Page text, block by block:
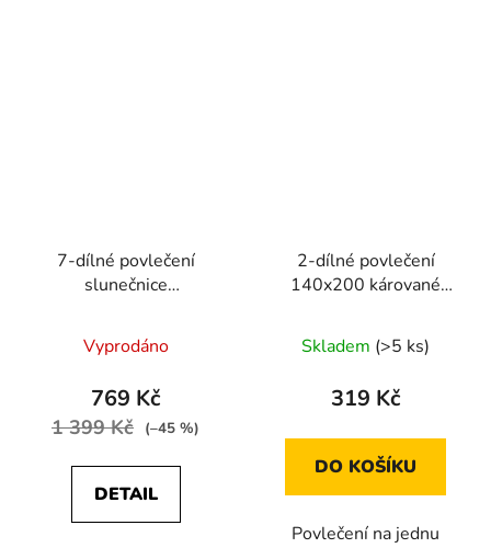
7-dílné povlečení
slunečnice
černá žlutá 140x200 na
dvě postele
Vyprodáno
769 Kč
1 399 Kč (–45 %)
DETAIL
2-dílné povlečení
140x200 kárované
Skladem (>5 ks)
319 Kč
DO KOŠÍKU
Povlečení na jednu